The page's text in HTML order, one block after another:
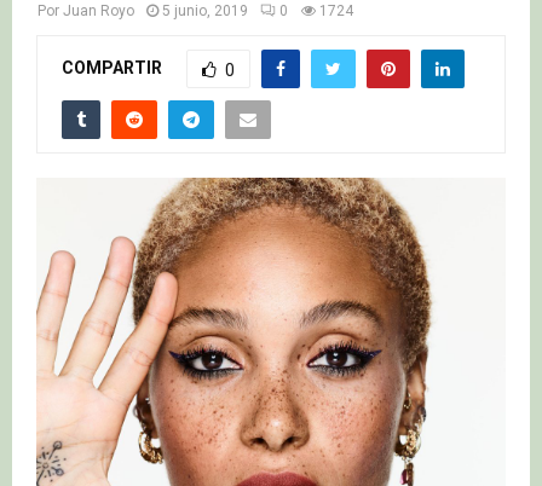
Por Juan Royo 5 junio, 2019 0 1724
COMPARTIR 0